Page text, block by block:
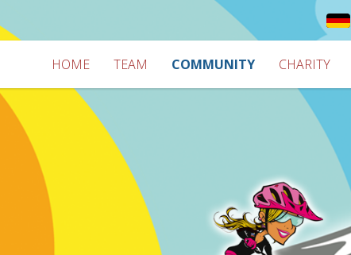
HOME TEAM COMMUNITY CHARITY